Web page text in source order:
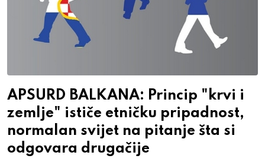
APSURD BALKANA: Princip "krvi i
zemlje" ističe etničku pripadnost,
normalan svijet na pitanje šta si
odgovara drugačije